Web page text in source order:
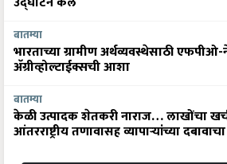
बातम्या
भारताच्या ग्रामीण अर्थव्यवस्थेसाठी
अ‍ॅग्रीव्होल्टाईक्सची आशा
बातम्या
केळी उत्पादक शेतकरी नाराज… लाखोंचा
आंतरराष्ट्रीय तणावासह व्यापाऱ्यांच्या